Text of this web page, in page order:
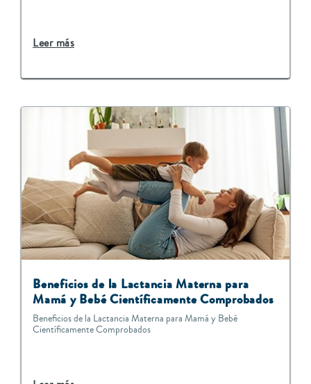
Leer más
Beneficios de la Lactancia Materna para
Mamá y Bebé Científicamente Comprobados
Beneficios de la Lactancia Materna para Mamá y Bebé
Científicamente Comprobados